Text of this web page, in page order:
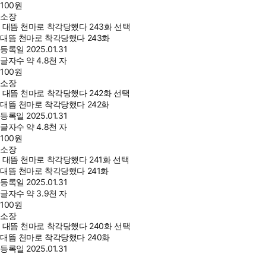
100원
소장
대뜸 천마로 착각당했다 243화 선택
대뜸 천마로 착각당했다 243화
등록일 2025.01.31
글자수 약 4.8천 자
100원
소장
대뜸 천마로 착각당했다 242화 선택
대뜸 천마로 착각당했다 242화
등록일 2025.01.31
글자수 약 4.8천 자
100원
소장
대뜸 천마로 착각당했다 241화 선택
대뜸 천마로 착각당했다 241화
등록일 2025.01.31
글자수 약 3.9천 자
100원
소장
대뜸 천마로 착각당했다 240화 선택
대뜸 천마로 착각당했다 240화
등록일 2025.01.31